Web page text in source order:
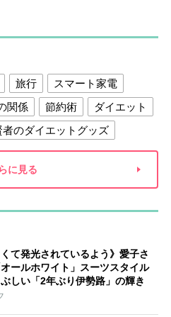
旅行
スマート家電
関係 節約術
ダイエット
者のダイエットグッズ
どか食い
に見る
くて発光されているよう》愛子さ
オールホワイト」スーツスタイル
しい「2年ぶり伊勢路」の輝き